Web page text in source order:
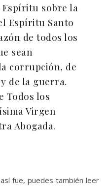
sobre la
Espíritu Santo
de todos los
sean
corrupción, de
de la guerra.
Todos los
Virgen
Abogada.
así fue, puedes también leer